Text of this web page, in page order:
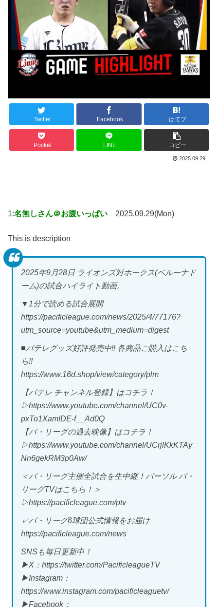
Twitter Facebook はてブ
Pocket LINE コピー
2025.09.29
1:名無しさん＠お腹いっぱい 2025.09.29(Mon)
This is description
2025年9月28日 ライオンズ対ホークス(ベルーナド
ーム)の試合ハイライト動画。
▼1分で読める試合展開
https://pacificleague.com/news/2025/4/77176?
utm_source=youtube&utm_medium=digest
■パテレグッズ好評発売中!! 各商品ご購入はこち
ら!!
https://www.16d.shop/view/category/plm
【パテレ チャンネル登録】はコチラ！
▷https://www.youtube.com/channel/UC0v-
pxTo1XamIDE-f__Ad0Q
【パ・リーグの過去映像】はコチラ！
▷https://www.youtube.com/channel/UCrjlKkKTAy
Nn6gekRM3p0Aw/
＜パ・リーグ主催全試合を生中継！パーソル パ・
リーグTVはこちら！＞
▷https://pacificleague.com/ptv
✓パ・リーグ6球団公式情報をお届け
https://pacificleague.com/news
SNSも毎日更新中！
▶X：https://twitter.com/PacificleagueTV
▶Instagram：
https://www.instagram.com/pacificleaguetv/
▶Facebook：